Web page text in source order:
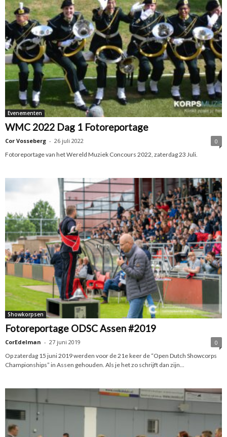
Evenementen
WMC 2022 Dag 1 Fotoreportage
Cor Vosseberg - 26 juli 2022
0
Fotoreportage van het Wereld Muziek Concours 2022, zaterdag 23 Juli.
Showkorpsen
Fotoreportage ODSC Assen #2019
CorEdelman - 27 juni 2019
0
Op zaterdag 15 juni 2019 werden voor de 21e keer de “Open Dutch Showcorps
Championships” in Assen gehouden. Als je het zo schrijft dan zijn...